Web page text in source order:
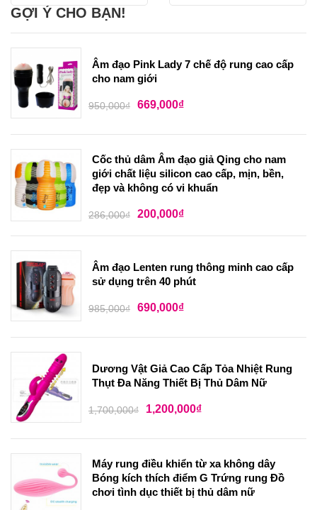
GỢI Ý CHO BẠN!
Âm đạo Pink Lady 7 chế độ rung cao cấp
cho nam giới
950,000₫ 669,000₫
Cốc thủ dâm Âm đạo giả Qing cho nam
giới chất liệu silicon cao cấp, mịn, bền,
đẹp và không có vi khuẩn
286,000₫ 200,000₫
Âm đạo Lenten rung thông minh cao cấp
sử dụng trên 40 phút
985,000₫ 690,000₫
Dương Vật Giả Cao Cấp Tỏa Nhiệt Rung
Thụt Đa Năng Thiết Bị Thủ Dâm Nữ
1,700,000₫ 1,200,000₫
Máy rung điều khiển từ xa không dây
Bóng kích thích điểm G Trứng rung Đồ
chơi tình dục thiết bị thủ dâm nữ